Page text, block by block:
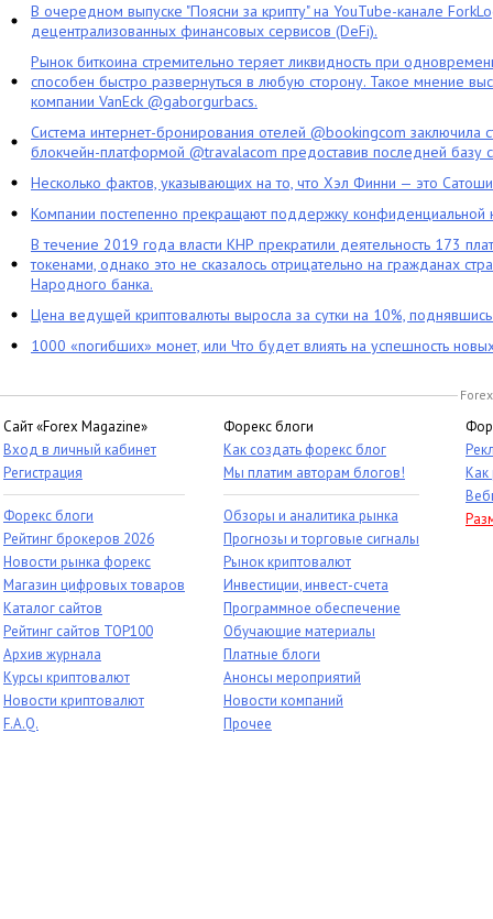
В очередном выпуске "Поясни за крипту" на YouTube-канале
децентрализованных финансовых сервисов (DeFi).
Рынок биткоина стремительно теряет ликвидность при
способен быстро развернуться в любую сторону. Такое мнение
компании VanEck @gaborgurbacs.
Система интернет-бронирования отелей @bookingcom заключила
блокчейн-платформой @travalacom предоставив последней базу
Несколько фактов, указывающих на то, что Хэл Финни — это
Компании постепенно прекращают поддержку конфиденциальной
В течение 2019 года власти КНР прекратили деятельность 173
токенами, однако это не сказалось отрицательно на гражданах
Народного банка.
Цена ведущей криптовалюты выросла за сутки на 10%,
1000 «погибших» монет, или Что будет влиять на успешность
Сайт «Forex Magazine»
Вход в личный кабинет
Регистрация
Форекс блоги
Рейтинг брокеров 2026
Новости рынка форекс
Магазин цифровых товаров
Каталог сайтов
Рейтинг сайтов TOP100
Архив журнала
Курсы криптовалют
Новости криптовалют
F.A.Q.
Форекс блоги
Как создать форекс блог
Мы платим авторам блогов!
Обзоры и аналитика рынка
Прогнозы и торговые сигналы
Рынок криптовалют
Инвестиции, инвест-счета
Программное обеспечение
Обучающие материалы
Платные блоги
Анонсы мероприятий
Новости компаний
Прочее
Как